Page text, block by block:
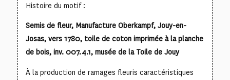
Histoire du motif :
Semis de fleur, Manufacture Oberkampf, Jouy-en-
Josas, vers 1780, toile de coton imprimée à la planche
de bois, inv. 007.4.1, musée de la Toile de Jouy
À la production de ramages fleuris caractéristiques